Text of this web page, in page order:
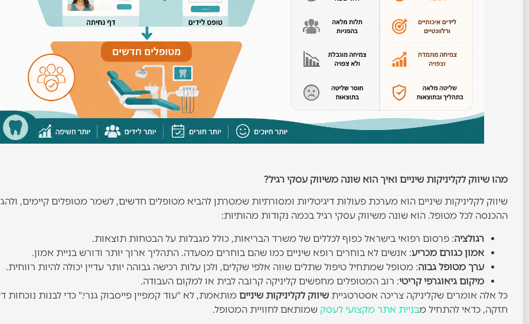
מהו שיווק לקליניקות שיניים ואיך הוא שונה משיווק עסקי רגיל?
שיווק לקליניקות שיניים הוא מערכת פעולות דיגיטליות ומסורתיות שמטרתן להביא מטופלים חדשים, לשמר מטופלים קיימים,
ההכנסה לכל מטופל. הוא שונה משיווק עסקי רגיל בכמה נקודות מהותיות:
רגולציה: פרסום רפואי בישראל כפוף לכללים של משרד הבריאות, כולל מגבלות על הבטחות תוצאות.
אמון כגורם מכריע: אנשים לא בוחרים רופא שיניים כמו שהם בוחרים מסעדה. התהליך ארוך יותר ודורש בניית אמון.
ערך מטופל גבוה: מטופל שמתחיל טיפול שתלים שווה אלפי שקלים, ולכן עלות רכישה גבוהה יותר עדיין יכולה להיות רווחית.
מיקום גיאוגרפי קריטי: רוב המטופלים מחפשים קליניקה קרובה לבית או למקום העבודה.
כל אלה אומרים שקליניקה צריכה אסטרטגייתשיווק לקליניקות שיניים מותאמת, לא "עוד קמפיין פייסבוק גנרי." כדי לבנות נוכחות
חזקה, כדאי להתחיל מבניית אתר מקצועי לעסק שמותאם לחוויית המטופל.